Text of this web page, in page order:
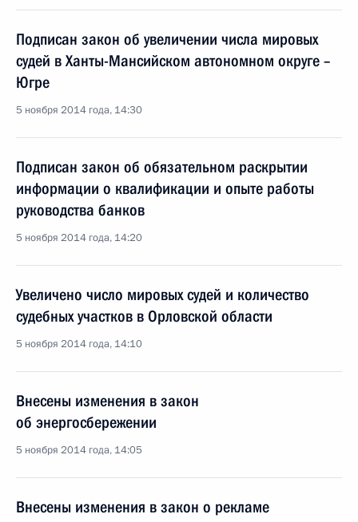
Подписан закон об увеличении числа мировых
судей в Ханты-Мансийском автономном округе –
Югре
5 ноября 2014 года, 14:30
Подписан закон об обязательном раскрытии
информации о квалификации и опыте работы
руководства банков
5 ноября 2014 года, 14:20
Увеличено число мировых судей и количество
судебных участков в Орловской области
5 ноября 2014 года, 14:10
Внесены изменения в закон
об энергосбережении
5 ноября 2014 года, 14:05
Внесены изменения в закон о рекламе